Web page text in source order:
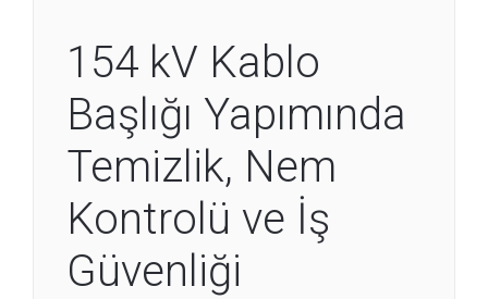
154 kV Kablo
Başlığı Yapımında
Temizlik, Nem
Kontrolü ve İş
Güvenliği